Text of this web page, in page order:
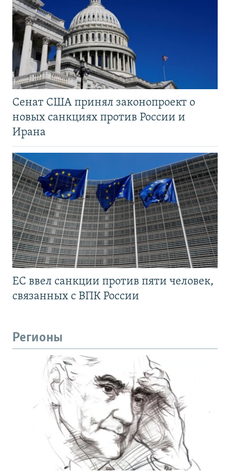
Сенат США принял законопроект о
новых санкциях против России и
Ирана
ЕС ввел санкции против пяти человек,
связанных с ВПК России
Регионы